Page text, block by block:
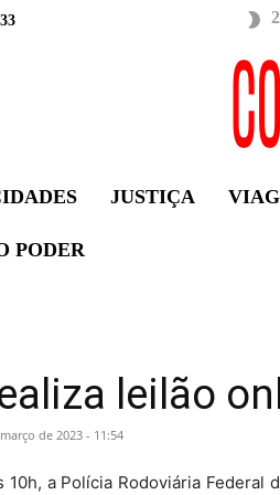
JUSTIÇA
PODER
leilão
de 2023 - 11:54
10h, a Polícia Rodoviária